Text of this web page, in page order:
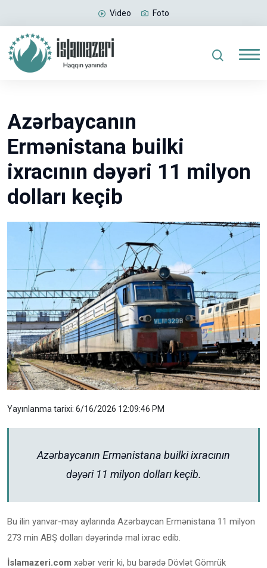
Video Foto
Azərbaycanın
Ermənistana builki
ixracının dəyəri 11 milyon
dolları keçib
Yayınlanma tarixi: 6/16/2026 12:09:46 PM
Azərbaycanın Ermənistana builki ixracının
dəyəri 11 milyon dolları keçib.
Bu ilin yanvar-may aylarında Azərbaycan Ermənistana 11 milyon
273 min ABŞ dolları dəyərində mal ixrac edib.
İslamazeri.com xəbər verir ki, bu barədə Dövlət Gömrük